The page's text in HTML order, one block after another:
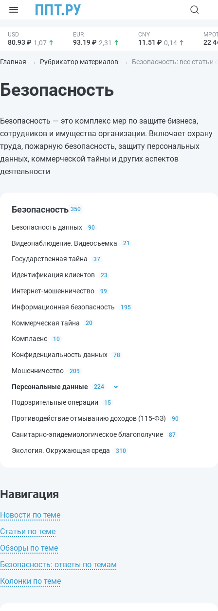
80.93 ₽ 1,07 93.19 ₽ 2,31 11.51 ₽ 0,14 22
Главная Рубрикатор материалов Безопасность: все
Безопасность
Безопасность — это комплекс мер по защите бизнеса,
сотрудников и имущества организации. Включает охрану
труда, пожарную безопасность, защиту персональных
данных, коммерческой тайны и других аспектов
деятельности
Безопасность 350
Безопасность данных 90
Видеонаблюдение. Видеосъемка 21
Государственная тайна 37
Идентификация клиентов 23
Интернет-мошенничество 99
Информационная безопасность 195
Коммерческая тайна 20
Комплаенс 10
Конфиденциальность данных 78
Мошенничество 209
Персональные данные 224
Биометрические данные 44
Подозрительные операции 15
Противодействие отмыванию доходов (115-ФЗ) 90
Санитарно-эпидемиологическое благополучие 87
Экология. Окружающая среда 310
Навигация
Новости по теме
Статьи по теме
Обзоры по теме
Безопасность: ответы по темам
Колонки по теме